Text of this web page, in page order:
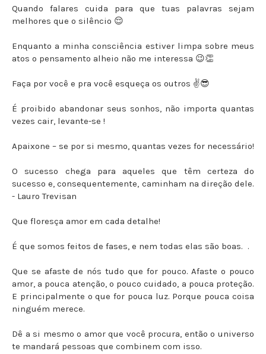
Quando falares cuida para que tuas palavras sejam
melhores que o silêncio 😌
Enquanto a minha consciência estiver limpa sobre meus
atos o pensamento alheio não me interessa 😉👏
Faça por você e pra você esqueça os outros ✌️😎
É proibido abandonar seus sonhos, não importa quantas
vezes cair, levante-se !
Apaixone – se por si mesmo, quantas vezes for necessário!
O sucesso chega para aqueles que têm certeza do
sucesso e, consequentemente, caminham na direção dele.
- Lauro Trevisan
Que floresça amor em cada detalhe!
É que somos feitos de fases, e nem todas elas são boas. .
Que se afaste de nós tudo que for pouco. Afaste o pouco
amor, a pouca atenção, o pouco cuidado, a pouca proteção.
E principalmente o que for pouca luz. Porque pouca coisa
ninguém merece.
Dê a si mesmo o amor que você procura, então o universo
te mandará pessoas que combinem com isso.